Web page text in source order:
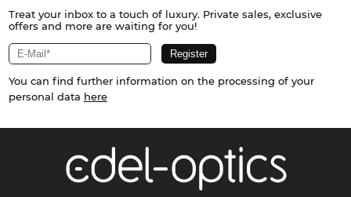
Treat your inbox to a touch of luxury. Private sales, exclusive
offers and more are waiting for you!
You can find further information on the processing of your
personal data here